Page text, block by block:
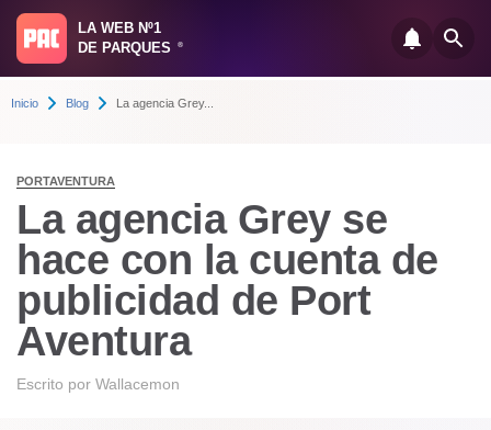
LA WEB Nº1
DE PARQUES
®
Inicio Blog La agencia Grey...
PORTAVENTURA
La agencia Grey se
hace con la cuenta de
publicidad de Port
Aventura
Escrito por Wallacemon